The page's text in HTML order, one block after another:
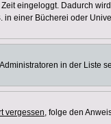
eingeloggt. Dadurch
einer Bücherei oder
in der Liste
vergessen, folge den